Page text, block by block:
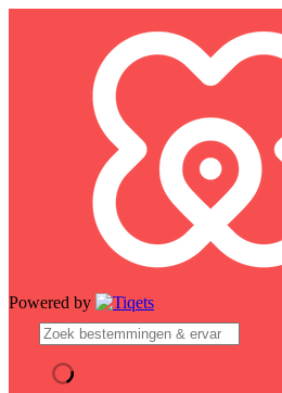
Powered by